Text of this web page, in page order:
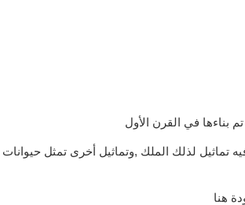
بناءها في القرن الأول
لذلك الملك ,وتماثيل أخرى تمثل حيوانات
هنا